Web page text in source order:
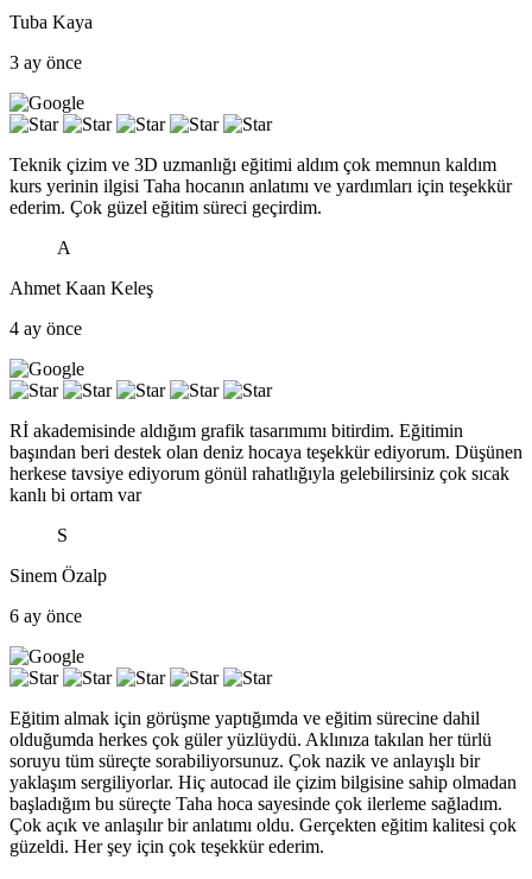
Tuba Kaya
3 ay önce
Teknik çizim ve 3D uzmanlığı eğitimi aldım çok memnun kaldım
kurs yerinin ilgisi Taha hocanın anlatımı ve yardımları için teşekkür
ederim. Çok güzel eğitim süreci geçirdim.
A
Ahmet Kaan Keleş
4 ay önce
Rİ akademisinde aldığım grafik tasarımımı bitirdim. Eğitimin
başından beri destek olan deniz hocaya teşekkür ediyorum. Düşünen
herkese tavsiye ediyorum gönül rahatlığıyla gelebilirsiniz çok sıcak
kanlı bi ortam var
S
Sinem Özalp
6 ay önce
Eğitim almak için görüşme yaptığımda ve eğitim sürecine dahil
olduğumda herkes çok güler yüzlüydü. Aklınıza takılan her türlü
soruyu tüm süreçte sorabiliyorsunuz. Çok nazik ve anlayışlı bir
yaklaşım sergiliyorlar. Hiç autocad ile çizim bilgisine sahip olmadan
başladığım bu süreçte Taha hoca sayesinde çok ilerleme sağladım.
Çok açık ve anlaşılır bir anlatımı oldu. Gerçekten eğitim kalitesi çok
güzeldi. Her şey için çok teşekkür ederim.